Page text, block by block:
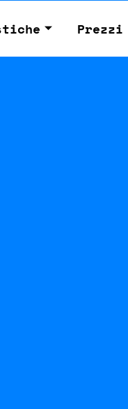
Prezzi